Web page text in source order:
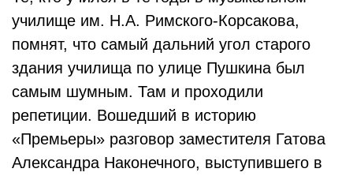
училище им. Н.А. Римского-Корсакова,
помнят, что самый дальний угол старого
здания училища по улице Пушкина был
самым шумным. Там и проходили
репетиции. Вошедший в историю
«Премьеры» разговор заместителя Гатова
Александра Наконечного, выступившего в